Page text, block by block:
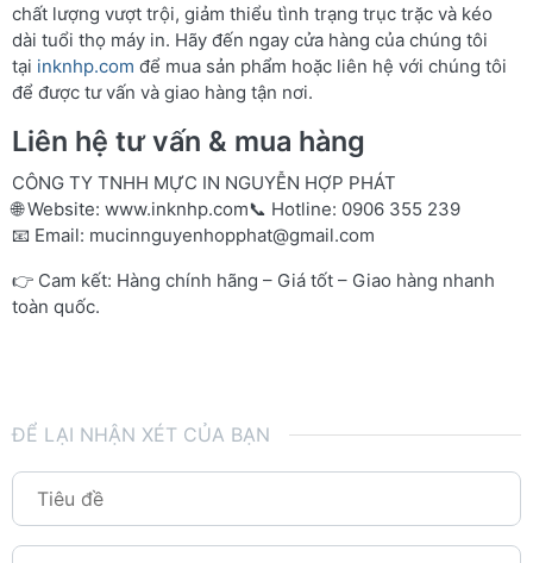
chất lượng vượt trội, giảm thiểu tình trạng trục trặc và kéo
dài tuổi thọ máy in. Hãy đến ngay cửa hàng của chúng tôi
tại inknhp.com để mua sản phẩm hoặc liên hệ với chúng tôi
để được tư vấn và giao hàng tận nơi.
Liên hệ tư vấn & mua hàng
CÔNG TY TNHH MỰC IN NGUYỄN HỢP PHÁT
🌐 Website: www.inknhp.com📞 Hotline: 0906 355 239
📧 Email: mucinnguyenhopphat@gmail.com
👉 Cam kết: Hàng chính hãng – Giá tốt – Giao hàng nhanh
toàn quốc.
ĐỂ LẠI NHẬN XÉT CỦA BẠN